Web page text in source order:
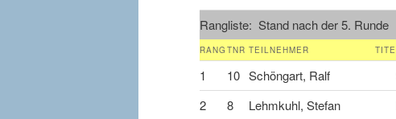
Rangliste: Stand nach der 5. Runde
RANG TNR TEILNEHMER TITE
1 10 Schöngart, Ralf
2
8 Lehmkuhl, Stefan